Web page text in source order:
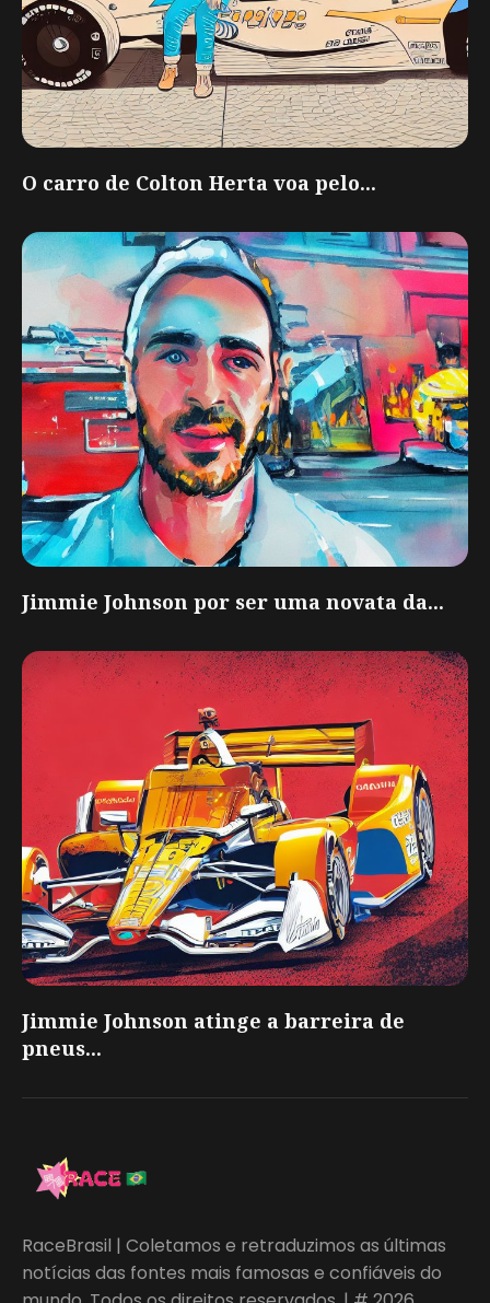
O carro de Colton Herta voa pelo...
Jimmie Johnson por ser uma novata da...
Jimmie Johnson atinge a barreira de
pneus...
RaceBrasil | Coletamos e retraduzimos as últimas
notícias das fontes mais famosas e confiáveis do